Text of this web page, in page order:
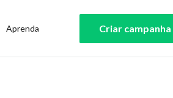
Aprenda Criar campanha